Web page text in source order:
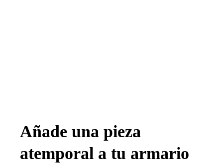
Añade una pieza
atemporal a tu armario